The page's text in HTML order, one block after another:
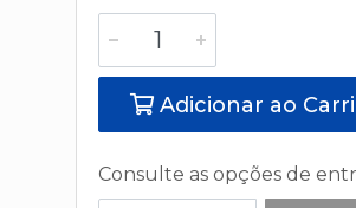
Adicionar ao
Consulte as opções de